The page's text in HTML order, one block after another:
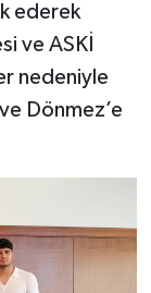
ederek
ve ASKİ
nedeniyle
Dönmez’e